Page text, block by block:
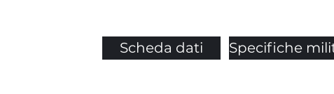
Scheda dati Specifiche